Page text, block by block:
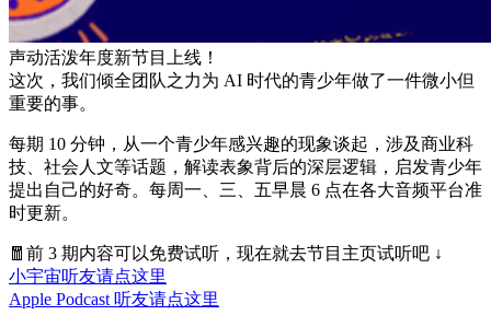
声动活泼年度新节目上线！
这次，我们倾全团队之力为 AI 时代的青少年做了一件微小但
重要的事。
每期 10 分钟，从一个青少年感兴趣的现象谈起，涉及商业科
技、社会人文等话题，解读表象背后的深层逻辑，启发青少年
提出自己的好奇。每周一、三、五早晨 6 点在各大音频平台准
时更新。
🧧前 3 期内容可以免费试听，现在就去节目主页试听吧 ↓
小宇宙听友请点这里
Apple Podcast 听友请点这里